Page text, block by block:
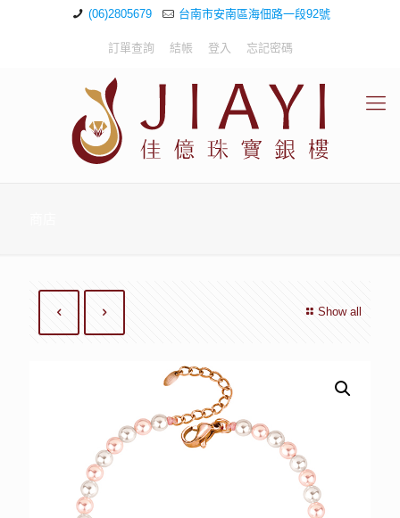
(06)2805679 台南市安南區海佃路一段92號
訂單查詢 結帳 登入 忘記密碼
Show all